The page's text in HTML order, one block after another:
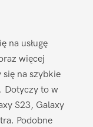
na usługę
więcej
się na szybkie
Dotyczy to w
S23, Galaxy
Podobne